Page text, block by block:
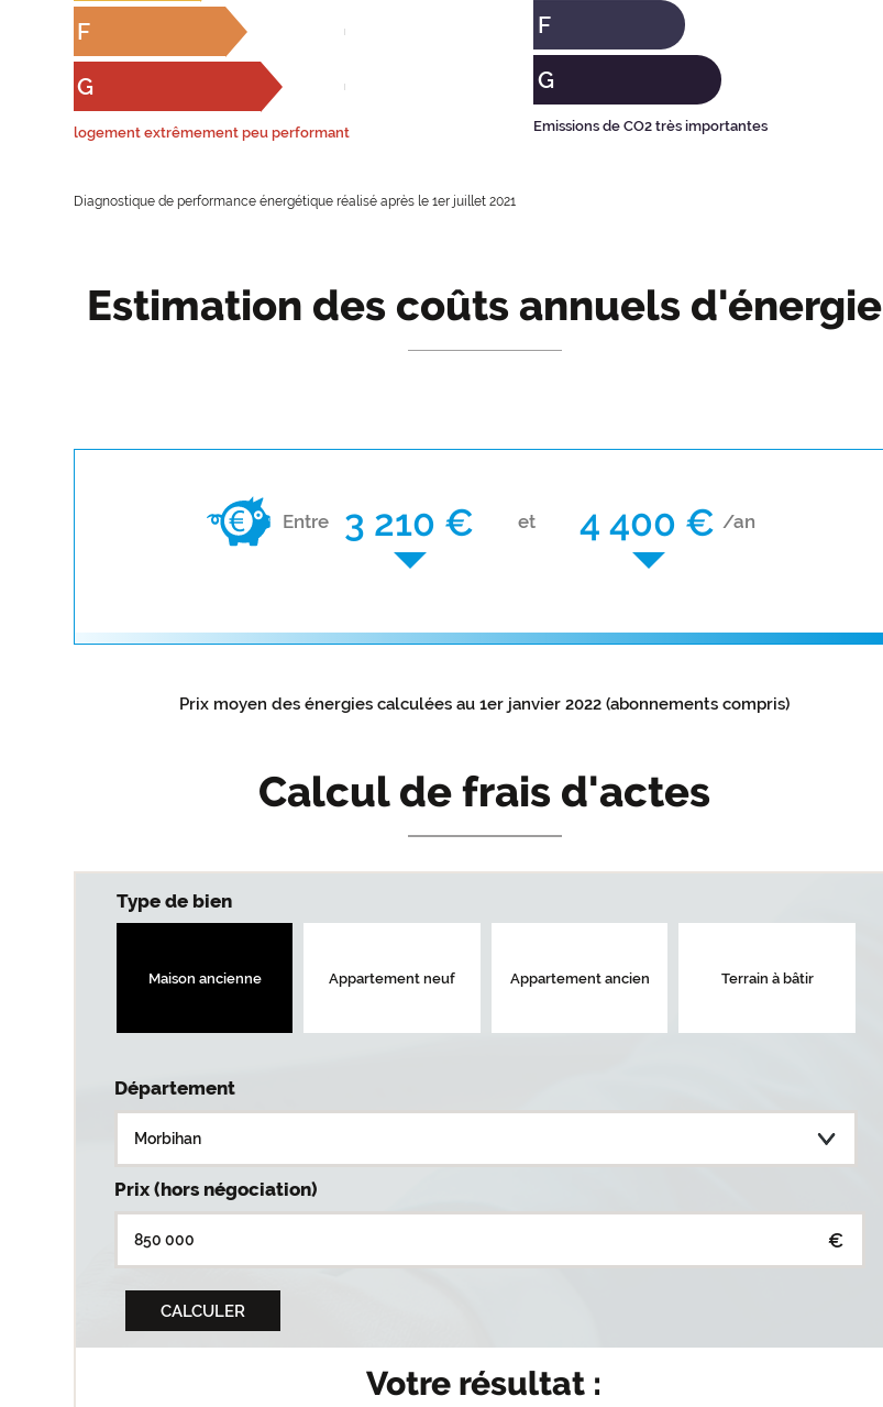
F
G
logement extrêmement peu performant
F
G
Emissions de CO2 très importantes
Diagnostique de performance énergétique réalisé après le 1er juillet 2021
Estimation des coûts annuels d'énergie
Entre 3 210 € et 4 400 € /an
Prix moyen des énergies calculées au 1er janvier 2022 (abonnements compris)
Calcul de frais d'actes
Type de bien
Maison ancienne Appartement neuf Appartement ancien Terrain à bâtir
Département
Prix (hors négociation)
€
Votre résultat :